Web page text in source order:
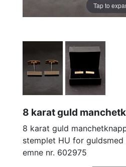
Tap to
8 karat guld
8 karat guld
stemplet HU for guldsmed
emne nr. 602975